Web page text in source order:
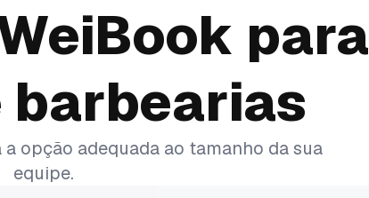
para
barbearias
opção adequada ao tamanho da sua
equipe.